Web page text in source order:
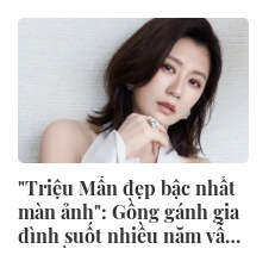
kín đáo
"Triệu Mẫn đẹp bậc nhất
màn ảnh": Gồng gánh gia
đình suốt nhiều năm vẫn